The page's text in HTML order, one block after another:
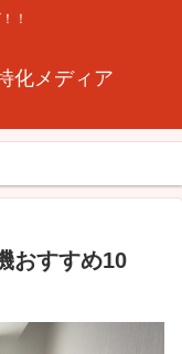
！
化メディア
おすすめ10